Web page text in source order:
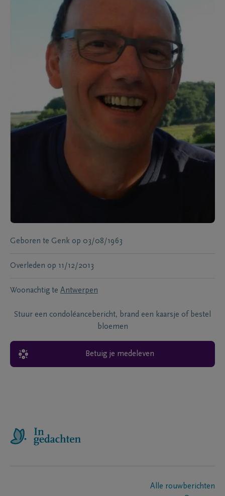
Geboren te Genk op 03/08/1963
Overleden op 11/12/2013
Woonachtig te Antwerpen
Stuur een condoléancebericht, brand een kaarsje of bestel
bloemen
Betuig je medeleven
Alle rouwberichten